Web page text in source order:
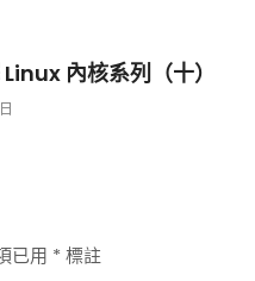
內核系列（十）
已用 * 標註